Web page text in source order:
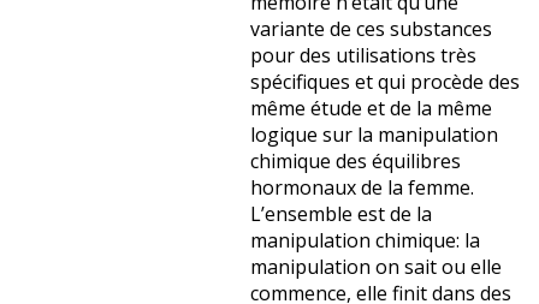
variante de ces substances
pour des utilisations très
spécifiques et qui procède des
même étude et de la même
logique sur la manipulation
chimique des équilibres
hormonaux de la femme.
L’ensemble est de la
manipulation chimique: la
manipulation on sait ou elle
commence, elle finit dans des